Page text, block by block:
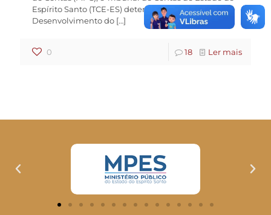
Espírito Santo (TCE-ES) determinou que o Banco de
Desenvolvimento do […]
0 18 Ler mais